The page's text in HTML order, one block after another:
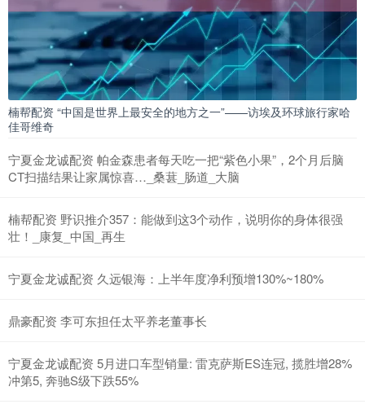
楠帮配资 “中国是世界上最安全的地方之一”——访埃及环球旅行家哈
佳哥维奇
宁夏金龙诚配资 帕金森患者每天吃一把“紫色小果”，2个月后脑
CT扫描结果让家属惊喜…_桑葚_肠道_大脑
楠帮配资 野识推介357：能做到这3个动作，说明你的身体很强
壮！_康复_中国_再生
宁夏金龙诚配资 久远银海：上半年度净利预增130%~180%
鼎豪配资 李可东担任太平养老董事长
宁夏金龙诚配资 5月进口车型销量: 雷克萨斯ES连冠, 揽胜增28%
冲第5, 奔驰S级下跌55%